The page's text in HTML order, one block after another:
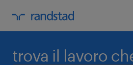
trova il lavoro